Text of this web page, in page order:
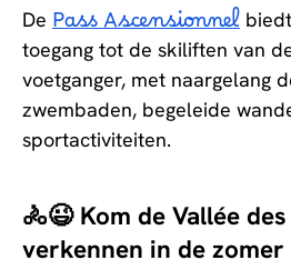
De Pass Ascensionnel
toegang tot de skiliften van
voetganger, met naargelang
zwembaden, begeleide
sportactiviteiten.
🚴😉 Kom de Vallée
verkennen in de zomer